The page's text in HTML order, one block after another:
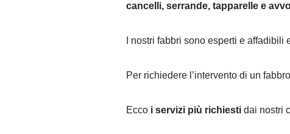
cancelli, serrande, tapparelle e
I nostri fabbri sono esperti e affadibili
Per richiedere l’intervento di un
Ecco i servizi più richiesti dai nostri